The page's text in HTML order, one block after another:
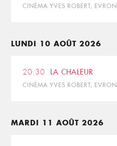
CINÉMA YVES ROBERT, EVRON
LUNDI 10 AOÛT 2026
20:30 LA CHALEUR
CINÉMA YVES ROBERT, EVRON
MARDI 11 AOÛT 2026